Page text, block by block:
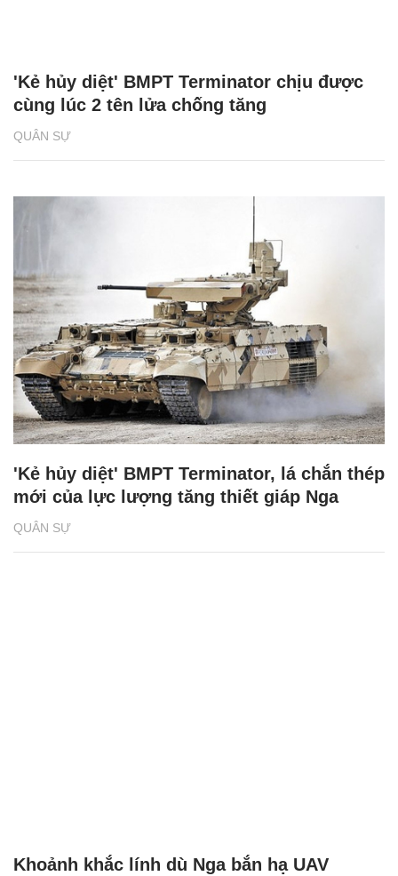
QUÂN SỰ
'Kẻ hủy diệt' BMPT Terminator chịu được
cùng lúc 2 tên lửa chống tăng
QUÂN SỰ
'Kẻ hủy diệt' BMPT Terminator, lá chắn thép
mới của lực lượng tăng thiết giáp Nga
Khoảnh khắc lính dù Nga bắn hạ UAV